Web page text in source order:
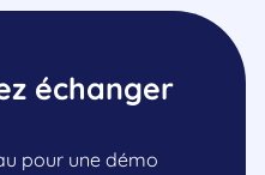
échanger
pour une démo